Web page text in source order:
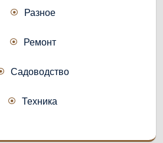
Разное
Ремонт
Садоводство
Техника